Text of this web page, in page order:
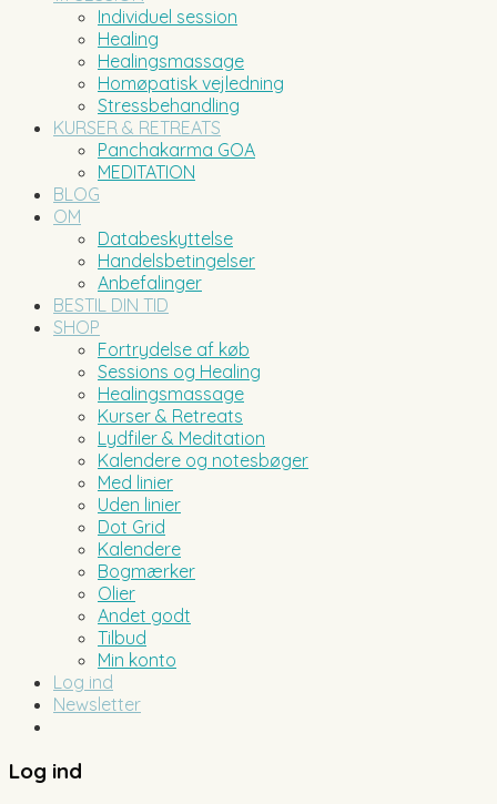
Individuel session
Healing
Healingsmassage
Homøpatisk vejledning
Stressbehandling
KURSER & RETREATS
Panchakarma GOA
MEDITATION
BLOG
OM
Databeskyttelse
Handelsbetingelser
Anbefalinger
BESTIL DIN TID
SHOP
Fortrydelse af køb
Sessions og Healing
Healingsmassage
Kurser & Retreats
Lydfiler & Meditation
Kalendere og notesbøger
Med linier
Uden linier
Dot Grid
Kalendere
Bogmærker
Olier
Andet godt
Tilbud
Min konto
Log ind
Newsletter
Log ind